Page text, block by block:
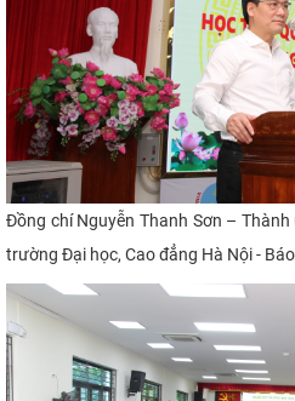
Đồng chí Nguyễn Thanh Sơn –
trường Đại học, Cao đẳng Hà Nội -